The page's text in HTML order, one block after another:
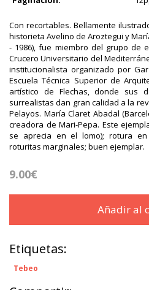
Con recortables. Bellamente
historieta Avelino de Aroztegui y
- 1986), fue miembro del grupo de
Crucero Universitario del
institucionalista organizado por
Escuela Técnica Superior de
artístico de Flechas, donde sus
surrealistas dan gran calidad a la
Pelayos. María Claret Abadal
creadora de Mari-Pepa. Este
se aprecia en el lomo); rotura
roturitas marginales; buen ejemplar.
9.00€
Añadir al
Etiquetas:
Tebeo